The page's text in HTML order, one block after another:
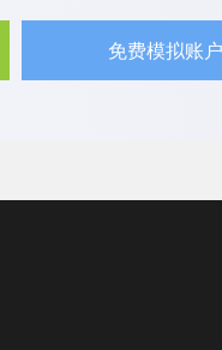
免费模拟账户